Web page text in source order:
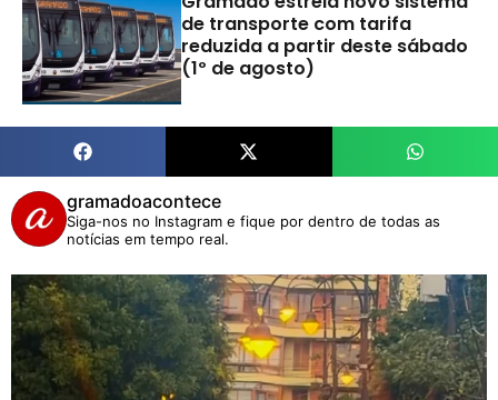
de transporte com tarifa
reduzida a partir deste sábado
(1º de agosto)
gramadoacontece
Siga-nos no Instagram e fique por dentro de todas as
notícias em tempo real.